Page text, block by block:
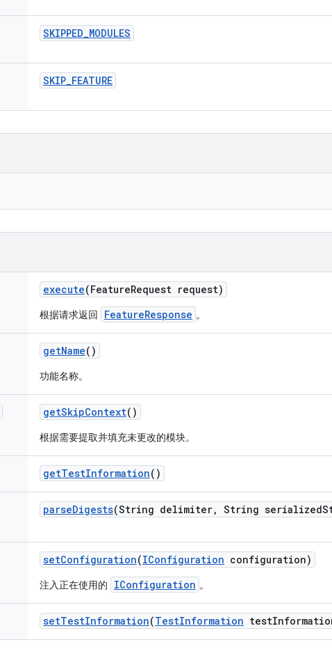
SKIPPED_MODULES
SKIP_FEATURE
execute(FeatureRequest request)
根据请求返回 FeatureResponse 。
getName()
功能名称。
getSkipContext()
根据需要提取并填充未更改的模块。
getTestInformation()
parseDigests(String delimiter, String serialized
setConfiguration(IConfiguration configuration)
注入正在使用的 IConfiguration 。
setTestInformation(TestInformation test